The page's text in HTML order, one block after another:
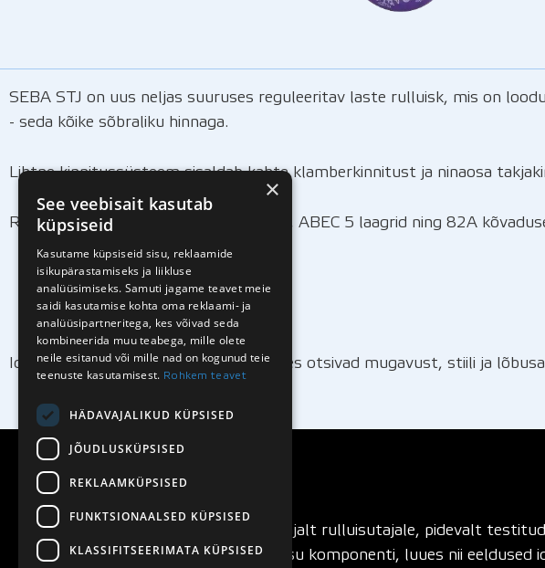
SEBA STJ on uus neljas suuruses reguleeritav laste rulluisk, mis on
- seda kõike sõbraliku hinnaga.
Lihtne kinnitussüsteem sisaldab kahte klamberkinnitust ja ninaosa
Rulluiskudel on monoblokk PU-raamid, ABEC 5 laagrid ning 82A
4 x 64 mm suurusele 26–30
4 x 70 mm suurusele 31–34
4 x 72 mm suurusele 35–38
Ideaalne rulluisk noortele algajatele, kes otsivad mugavust, stiili ja
SEBA rulluisud
on loodud rulluisutajalt rulluisutajale, pidevalt
samm-sammult, testides igat rulluisu komponenti, luues nii eeldused
×
See veebisait kasutab
küpsiseid
Kasutame küpsiseid sisu, reklaamide
isikupärastamiseks ja liikluse
analüüsimiseks. Samuti jagame teavet meie
saidi kasutamise kohta oma reklaami- ja
analüüsipartneritega, kes võivad seda
kombineerida muu teabega, mille olete
neile esitanud või mille nad on kogunud teie
teenuste kasutamisest. Rohkem teavet
HÄDAVAJALIKUD KÜPSISED
JÕUDLUSKÜPSISED
REKLAAMKÜPSISED
FUNKTSIONAALSED KÜPSISED
KLASSIFITSEERIMATA KÜPSISED